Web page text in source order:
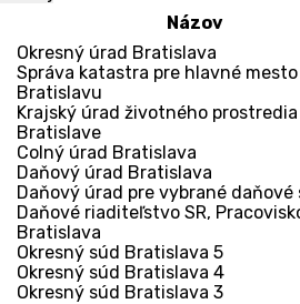
Názov
Okresný úrad Bratislava
Správa katastra pre hlavné mesto
Bratislavu
Krajský úrad životného
Bratislave
Colný úrad Bratislava
Daňový úrad Bratislava
Daňový úrad pre vybrané
Daňové riaditeľstvo SR,
Bratislava
Okresný súd Bratislava 5
Okresný súd Bratislava 4
Okresný súd Bratislava 3